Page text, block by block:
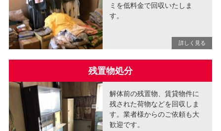
ミを低料金で回収いたしま
す。
残置物処分
解体前の残置物、賃貸物件に
残された荷物などを回収しま
す。業者様からのご依頼も大
歓迎です。